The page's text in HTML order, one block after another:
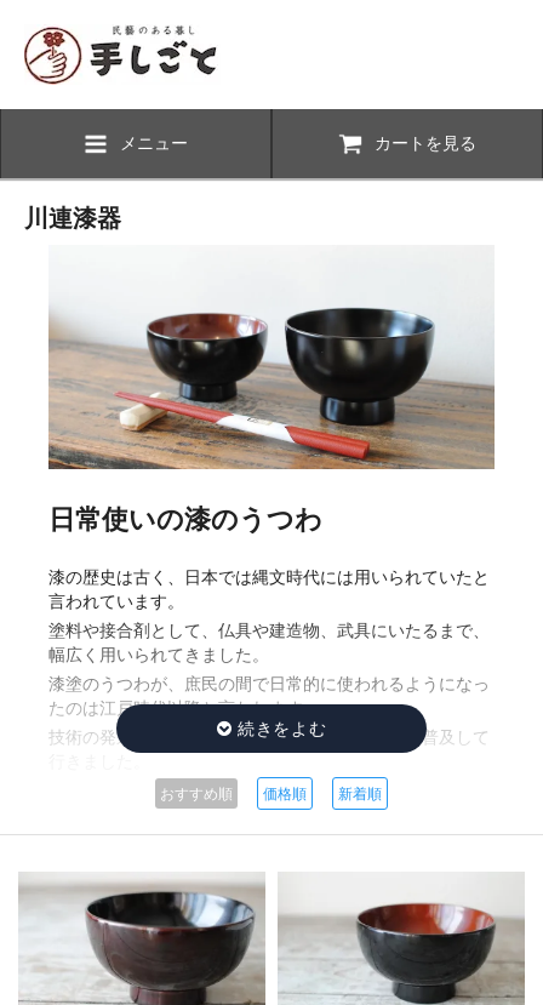
メニュー カートを見る
川連漆器
日常使いの漆のうつわ
漆の歴史は古く、日本では縄文時代には用いられていたと
言われています。
塗料や接合剤として、仏具や建造物、武具にいたるまで、
幅広く用いられてきました。
漆塗のうつわが、庶民の間で日常的に使われるようになっ
たのは江戸時代以降と言われます。
技術の発達に伴い量産化が加速、生活雑器として普及して
戦後も、経済の成長に合わせて需要が拡大、産地も大きく
発展しました。
になると、
価格競争がはじまり、産地は疲弊して行きました。
さらに、木の代わりとして合成樹脂や、漆に代わってウレ
タンや合成漆などが用いられた大量生産品が現れます。
本来の漆のうつわは、木地づくりから塗りまで、大変時間
おすすめ順 価格順 新着順